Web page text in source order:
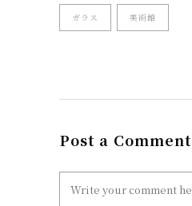
ガラス 美術館
Post a Comment